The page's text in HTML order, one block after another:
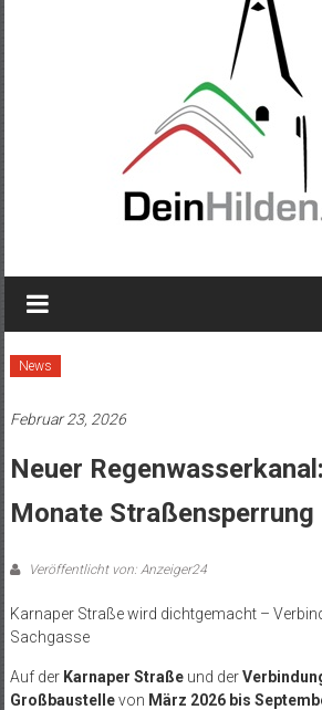
News
Februar 23, 2026
Neuer
Monate Straßensperrung
Veröffentlicht von: Anzeiger24
Karnaper Straße wird dichtgemacht –
Sachgasse
Auf der Karnaper Straßeund der
Großbaustellevon März 2026 bis